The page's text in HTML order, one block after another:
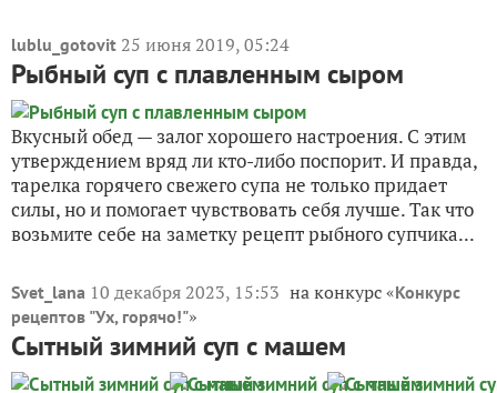
lublu_gotovit 25 июня 2019, 05:24
Рыбный суп с плавленным сыром
Вкусный обед — залог хорошего настроения. С этим
утверждением вряд ли кто-либо поспорит. И правда,
тарелка горячего свежего супа не только придает
силы, но и помогает чувствовать себя лучше. Так что
возьмите себе на заметку рецепт рыбного супчика...
Svet_lana 10 декабря 2023, 15:53 на конкурс «Конкурс
рецептов "Ух, горячо!"»
Сытный зимний суп с машем